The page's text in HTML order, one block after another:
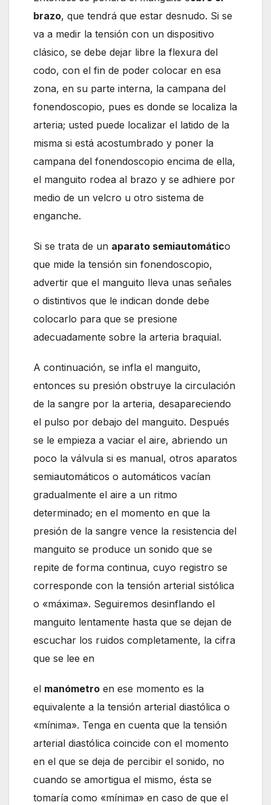
brazo, que tendrá que estar desnudo. Si se
va a medir la tensión con un dispositivo
clásico, se debe dejar libre la flexura del
codo, con el fin de poder colocar en esa
zona, en su parte interna, la campana del
fonendoscopio, pues es donde se localiza la
arteria; usted puede localizar el latido de la
misma si está acostumbrado y poner la
campana del fonendoscopio encima de ella,
el manguito rodea al brazo y se adhiere por
medio de un velcro u otro sistema de
enganche.
Si se trata de un aparato semiautomático
que mide la tensión sin fonendoscopio,
advertir que el manguito lleva unas señales
o distintivos que le indican donde debe
colocarlo para que se presione
adecuadamente sobre la arteria braquial.
A continuación, se infla el manguito,
entonces su presión obstruye la circulación
de la sangre por la arteria, desapareciendo
el pulso por debajo del manguito. Después
se le empieza a vaciar el aire, abriendo un
poco la válvula si es manual, otros aparatos
semiautomáticos o automáticos vacían
gradualmente el aire a un ritmo
determinado; en el momento en que la
presión de la sangre vence la resistencia del
manguito se produce un sonido que se
repite de forma continua, cuyo registro se
corresponde con la tensión arterial sistólica
o «máxima». Seguiremos desinflando el
manguito lentamente hasta que se dejan de
escuchar los ruidos completamente, la cifra
que se lee en
el manómetro en ese momento es la
equivalente a la tensión arterial diastólica o
«mínima». Tenga en cuenta que la tensión
arterial diastólica coincide con el momento
en el que se deja de percibir el sonido, no
cuando se amortigua el mismo, ésta se
tomaría como «mínima» en caso de que el